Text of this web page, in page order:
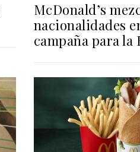
McDonald’s
nacionalidades
campaña para la